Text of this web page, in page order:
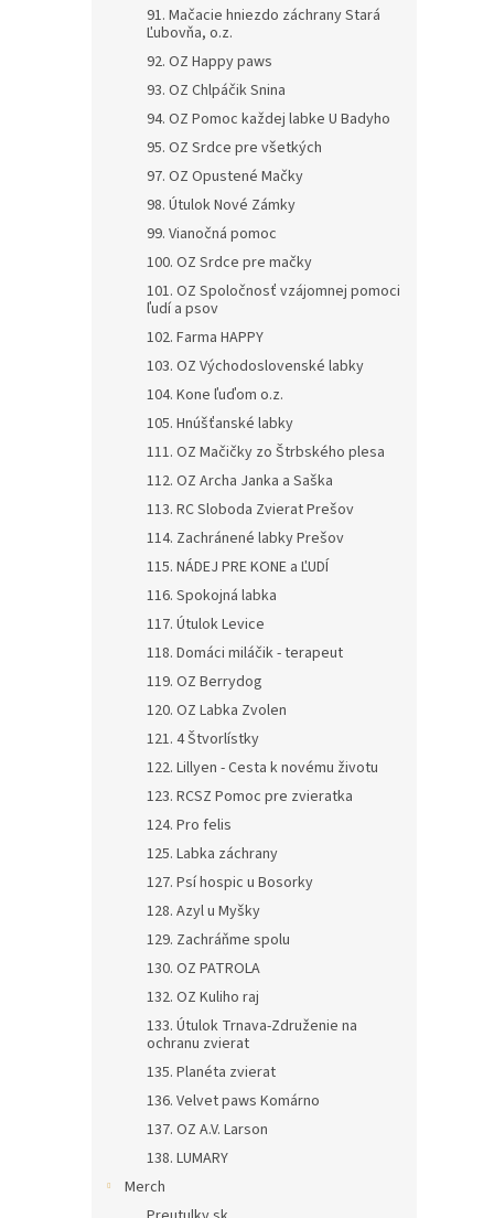
91. Mačacie hniezdo záchrany Stará
Ľubovňa, o.z.
92. OZ Happy paws
93. OZ Chlpáčik Snina
94. OZ Pomoc každej labke U Badyho
95. OZ Srdce pre všetkých
97. OZ Opustené Mačky
98. Útulok Nové Zámky
99. Vianočná pomoc
100. OZ Srdce pre mačky
101. OZ Spoločnosť vzájomnej pomoci
ľudí a psov
102. Farma HAPPY
103. OZ Východoslovenské labky
104. Kone ľuďom o.z.
105. Hnúšťanské labky
111. OZ Mačičky zo Štrbského plesa
112. OZ Archa Janka a Saška
113. RC Sloboda Zvierat Prešov
114. Zachránené labky Prešov
115. NÁDEJ PRE KONE a ĽUDÍ
116. Spokojná labka
117. Útulok Levice
118. Domáci miláčik - terapeut
119. OZ Berrydog
120. OZ Labka Zvolen
121. 4 Štvorlístky
122. Lillyen - Cesta k novému životu
123. RCSZ Pomoc pre zvieratka
124. Pro felis
125. Labka záchrany
127. Psí hospic u Bosorky
128. Azyl u Myšky
129. Zachráňme spolu
130. OZ PATROLA
132. OZ Kuliho raj
133. Útulok Trnava-Združenie na
ochranu zvierat
135. Planéta zvierat
136. Velvet paws Komárno
137. OZ A.V. Larson
138. LUMARY
Merch